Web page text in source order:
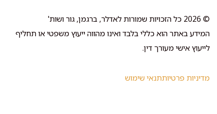
© 2026 כל הזכויות שמורות לאדלר, ברגמן, גור ושות'
המידע באתר הוא כללי בלבד ואינו מהווה ייעוץ משפטי או תחליף
לייעוץ אישי מעורך דין.
מדיניות פרטיותתנאי שימוש